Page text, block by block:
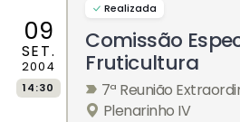
09
SET.
2004
14:30
Realizada
Comissão
Fruticultura
7ª Reunião
Plenarinho IV